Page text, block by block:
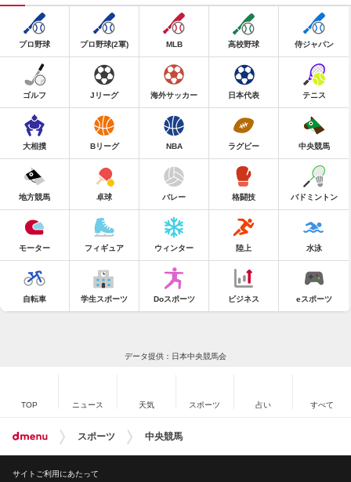
プロ野球 プロ野球(2軍) MLB 高校野球 侍ジャパン
ゴルフ Jリーグ 海外サッカー 日本代表 テニス
大相撲 Bリーグ NBA ラグビー 中央競馬
地方競馬 卓球 バレー 格闘技 バドミントン
モーター フィギュア ウィンター 陸上 水泳
自転車 学生スポーツ Doスポーツ ビジネス eスポーツ
データ提供：日本中央競馬会
TOP ニュース 天気 スポーツ 占い すべて
スポーツ 中央競馬
サイトご利用にあたって